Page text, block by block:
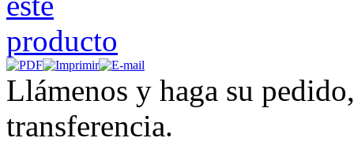
Llámenos y haga su
transferencia.